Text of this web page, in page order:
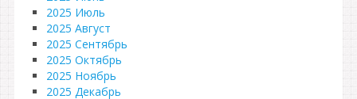
2025 Июль
2025 Август
2025 Сентябрь
2025 Октябрь
2025 Ноябрь
2025 Декабрь